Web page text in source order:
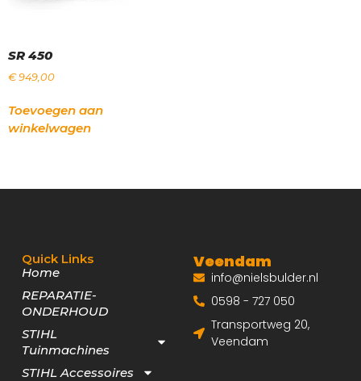
SR 450
€949,00
Toevoegen aan
winkelwagen
Quick Links
Home
REPARATIE-
ONDERHOUD
STIHL
Tuinmachines
STIHL Accessoires
Veendam
info@nielsbulder.nl
0598 - 727 050
Transportweg 20,
Veendam